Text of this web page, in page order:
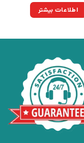
اطلاعات بیشتر